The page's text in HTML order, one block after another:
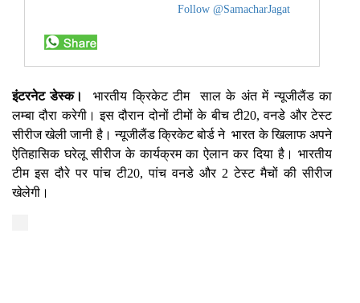
Follow @SamacharJagat
इंटरनेट डेस्क।
भारतीय क्रिकेट टीम साल के अंत में न्यूजीलैंड का
लम्बा दौरा करेगी। इस दौरान दोनों टीमों के बीच टी20, वनडे और टेस्ट
सीरीज खेली जानी है। न्यूजीलैंड क्रिकेट बोर्ड ने भारत के खिलाफ अपने
ऐतिहासिक घरेलू सीरीज के कार्यक्रम का ऐलान कर दिया है। भारतीय
टीम इस दौरे पर पांच टी20, पांच वनडे और 2 टेस्ट मैचों की सीरीज
खेलेगी।